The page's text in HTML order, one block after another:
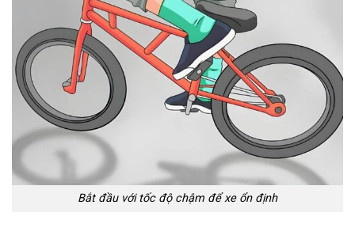
Bắt đầu với tốc độ chậm để xe ổn định